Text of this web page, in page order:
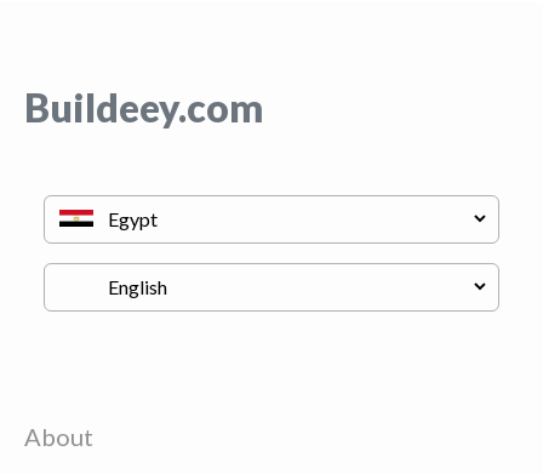
Buildeey.com
About